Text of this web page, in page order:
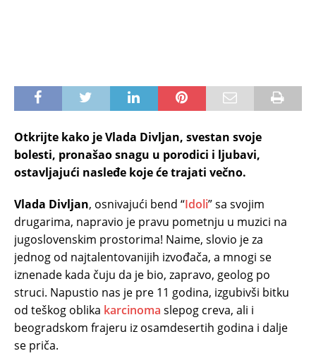
Otkrijte kako je Vlada Divljan, svestan svoje
bolesti, pronašao snagu u porodici i ljubavi,
ostavljajući nasleđe koje će trajati večno.
Vlada Divljan, osnivajući bend “Idoli” sa svojim
drugarima, napravio je pravu pometnju u muzici na
jugoslovenskim prostorima! Naime, slovio je za
jednog od najtalentovanijih izvođača, a mnogi se
iznenade kada čuju da je bio, zapravo, geolog po
struci. Napustio nas je pre 11 godina, izgubivši bitku
od teškog oblika karcinoma slepog creva, ali i
beogradskom frajeru iz osamdesertih godina i dalje
se priča.